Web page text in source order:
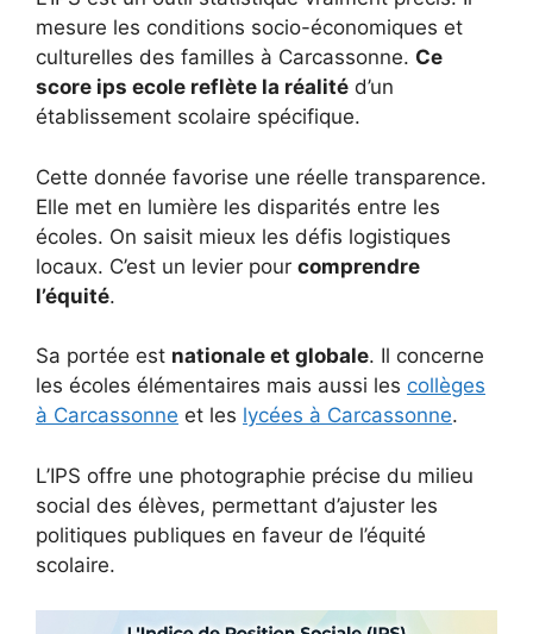
mesure les conditions socio-économiques et
culturelles des familles à Carcassonne. Ce
score ips ecole reflète la réalité d’un
établissement scolaire spécifique.
Cette donnée favorise une réelle transparence.
Elle met en lumière les disparités entre les
écoles. On saisit mieux les défis logistiques
locaux. C’est un levier pour comprendre
l’équité.
Sa portée est nationale et globale. Il concerne
les écoles élémentaires mais aussi les collèges
à Carcassonne et les lycées à Carcassonne.
L’IPS offre une photographie précise du milieu
social des élèves, permettant d’ajuster les
politiques publiques en faveur de l’équité
scolaire.